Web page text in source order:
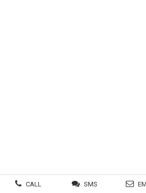
CALL SMS